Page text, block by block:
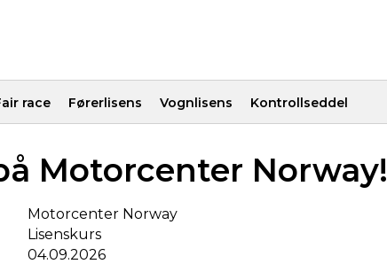
race Førerlisens Vognlisens Kontrollseddel
Motorcenter Norway!
Motorcenter Norway
Lisenskurs
04.09.2026